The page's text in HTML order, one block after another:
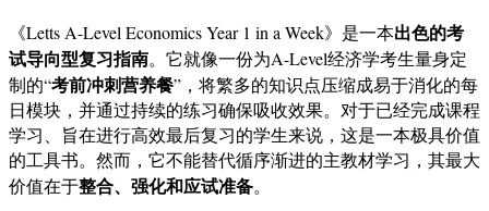
《Letts A-Level Economics Year 1 in a Week》是一本出色的考
试导向型复习指南。它就像一份为A-Level经济学考生量身定
制的“考前冲刺营养餐”，将繁多的知识点压缩成易于消化的每
日模块，并通过持续的练习确保吸收效果。对于已经完成课程
学习、旨在进行高效最后复习的学生来说，这是一本极具价值
的工具书。然而，它不能替代循序渐进的主教材学习，其最大
价值在于整合、强化和应试准备。